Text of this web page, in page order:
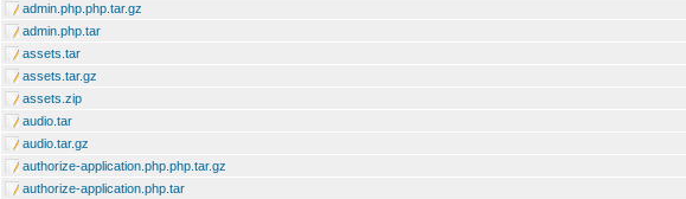
admin.php.php.tar.gz
admin.php.tar
assets.tar
assets.tar.gz
assets.zip
audio.tar
audio.tar.gz
authorize-application.php.php.tar.gz
authorize-application.php.tar